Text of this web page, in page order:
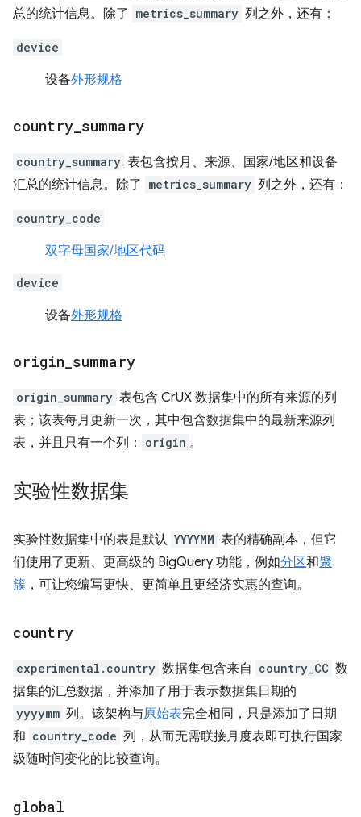
总的统计信息。除了 metrics_summary 列之外，还有：
device
设备外形规格
country summary
country_summary 表包含按月、来源、国家/地区和设备
汇总的统计信息。除了 metrics_summary 列之外，还有：
country_code
双字母国家/地区代码
device
设备外形规格
origin summary
origin_summary 表包含 CrUX 数据集中的所有来源的列
表；该表每月更新一次，其中包含数据集中的最新来源列
表，并且只有一个列：
origin 。
实验性数据集
实验性数据集中的表是默认 YYYYMM 表的精确副本，但它
们使用了更新、更高级的 BigQuery 功能，例如分区和聚
簇 ，可让您编写更快、更简单且更经济实惠的查询。
country
experimental.country 数据集包含来自 country_CC 数
据集的汇总数据，并添加了用于表示数据集日期的
yyyymm 列。该架构与原始表完全相同，只是添加了日期
和 country_code 列，从而无需联接月度表即可执行国家
级随时间变化的比较查询。
global